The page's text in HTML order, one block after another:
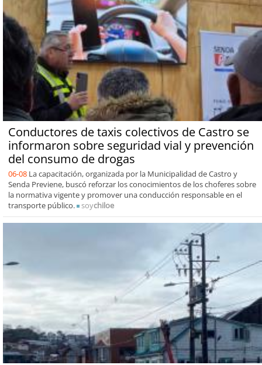
Conductores de taxis colectivos de Castro se
informaron sobre seguridad vial y prevención
del consumo de drogas
06-08 La capacitación, organizada por la Municipalidad de Castro y
Senda Previene, buscó reforzar los conocimientos de los choferes sobre
la normativa vigente y promover una conducción responsable en el
transporte público.
soychiloe